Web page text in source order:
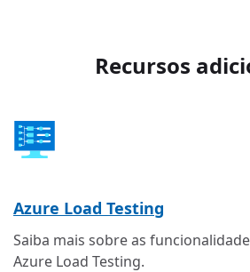
Recursos
Azure Load Testing
Saiba mais sobre as
Azure Load Testing.